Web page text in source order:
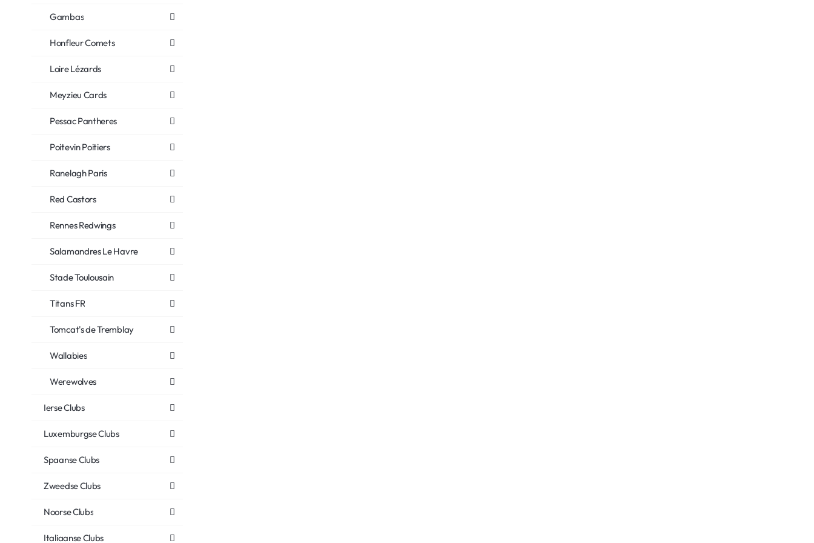
Gambas
Honfleur Comets
Loire Lézards
Meyzieu Cards
Pessac Pantheres
Poitevin Poitiers
Ranelagh Paris
Red Castors
Rennes Redwings
Salamandres Le Havre
Stade Toulousain
Titans FR
Tomcat's de Tremblay
Wallabies
Werewolves
Ierse Clubs
Luxemburgse Clubs
Spaanse Clubs
Zweedse Clubs
Noorse Clubs
Italiaanse Clubs